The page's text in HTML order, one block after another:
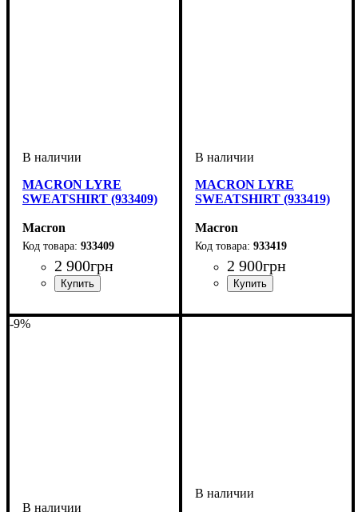
MACRON LYRE
SWEATSHIRT (933409)
Macron
933409
2 900грн
MACRON LYRE
SWEATSHIRT (933419)
Macron
933419
2 900грн
-9%